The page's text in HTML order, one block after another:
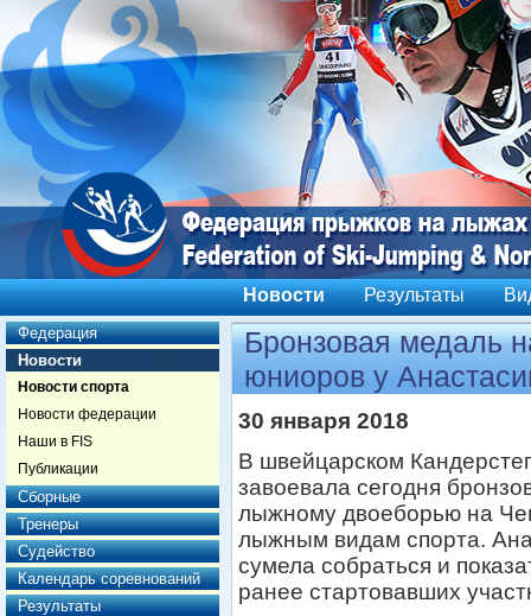
Новости Результаты
Федерация
Новости
Новости спорта
Новости федерации
Наши в FIS
Публикации
Сборные
Тренеры
Судейство
Календарь соревнований
Результаты
Бронзовая медаль
юниоров у
30 января 2018
В швейцарском
завоевала сегодня
лыжному двоеборью на
лыжным видам спорта.
сумела собраться и
ранее стартовавших